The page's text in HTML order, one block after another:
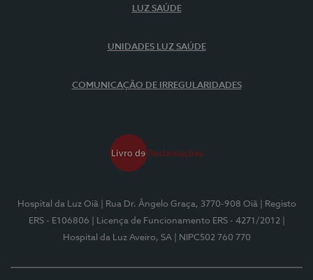
LUZ SAÚDE
UNIDADES LUZ SAÚDE
COMUNICAÇÃO DE IRREGULARIDADES
Hospital da Luz Oiã | Rua Dr. Ângelo Graça, 3770-908 Oiã
| Registo
ERS - E106806
| Licença de Funcionamento ERS - 4271/2012
Hospital da Luz Aveiro, SA
| NIPC502 760 770